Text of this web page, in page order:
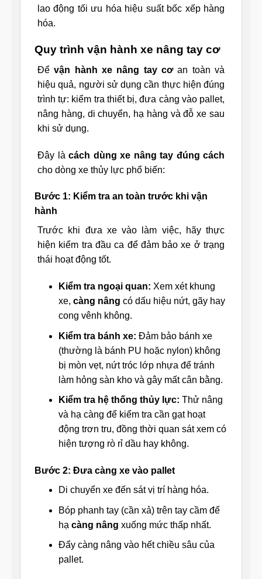
lao động tối ưu hóa hiệu suất bốc xếp hàng
hóa.
Quy trình vận hành xe nâng tay cơ
Đểvận hành xe nâng tay cơan toàn và
hiệu quả, người sử dụng cần thực hiện đúng
trình tự: kiểm tra thiết bị, đưa càng vào pallet,
nâng hàng, di chuyển, hạ hàng và đỗ xe sau
khi sử dụng.
Đây là cách dùng xe nâng tay đúng cách
cho dòng xe thủy lực phổ biến:
Bước 1: Kiểm tra an toàn trước khi vận
hành
Trước khi đưa xe vào làm việc, hãy thực
hiện kiểm tra đầu ca để đảm bảo xe ở trạng
thái hoạt động tốt.
Kiểm tra ngoại quan: Xem xét khung
xe, càng nâng có dấu hiệu nứt, gãy hay
cong vênh không.
Kiểm tra bánh xe: Đảm bảo bánh xe
(thường là bánh PU hoặc nylon) không
bị mòn vẹt, nứt tróc lớp nhựa để tránh
làm hỏng sàn kho và gây mất cân bằng.
Kiểm tra hệ thống thủy lực: Thử nâng
và hạ càng để kiểm tra cần gạt hoạt
động trơn tru, đồng thời quan sát xem có
hiện tượng rò rỉ dầu hay không.
Bước 2: Đưa càng xe vào pallet
Di chuyển xe đến sát vị trí hàng hóa.
Bóp phanh tay (cần xả) trên tay cầm để
hạ càng nâng xuống mức thấp nhất.
Đẩy càng nâng vào hết chiều sâu của
pallet.